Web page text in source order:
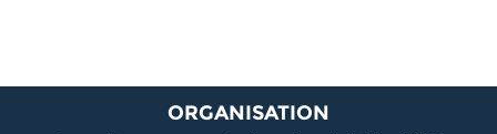
ORGANISATION